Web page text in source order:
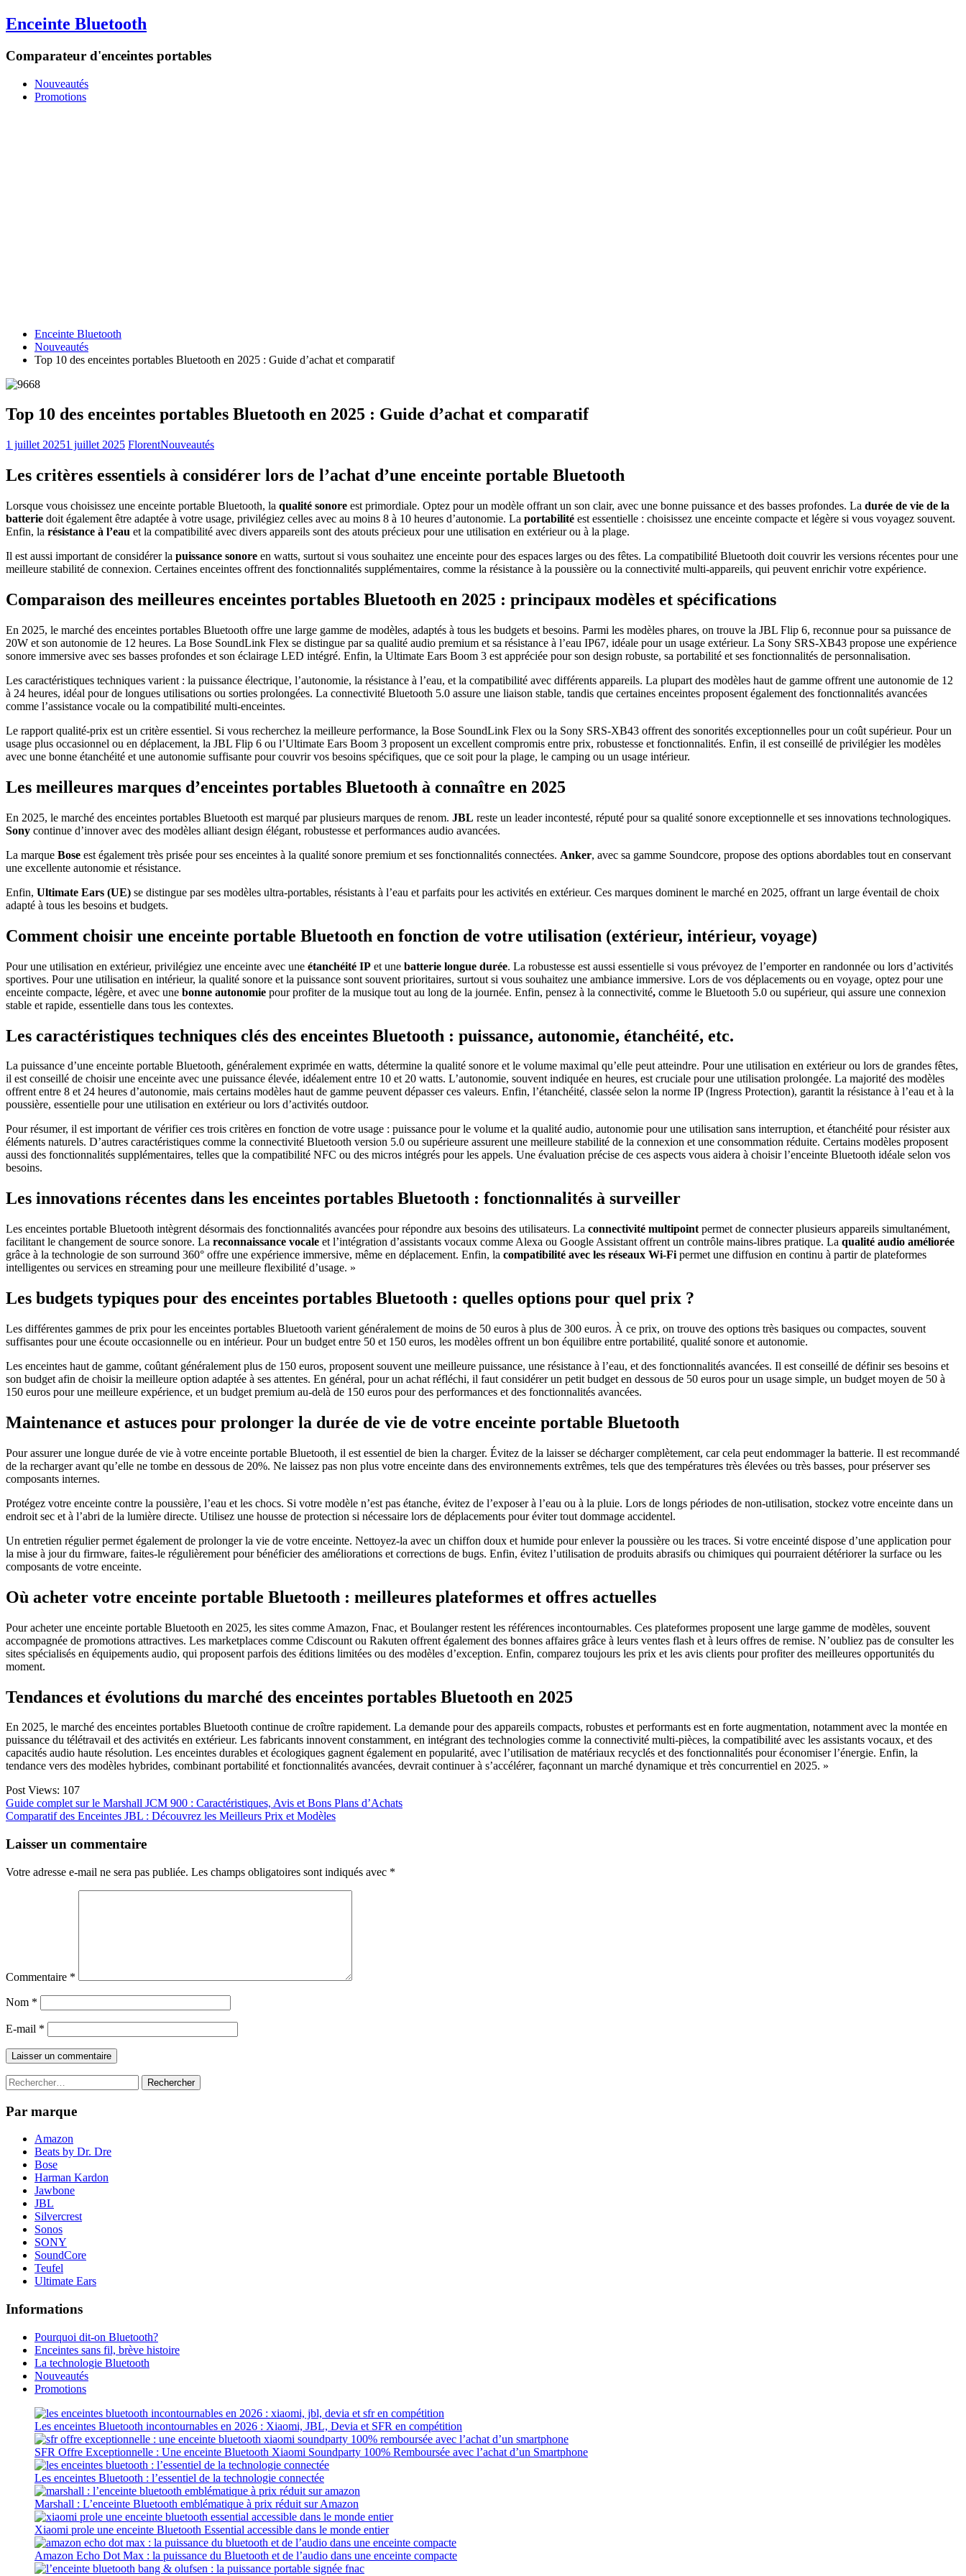
Enceinte Bluetooth
Comparateur d'enceintes portables
Nouveautés
Promotions
Enceinte Bluetooth
Nouveautés
Top 10 des enceintes portables Bluetooth en 2025 : Guide d’achat et comparatif
Top 10 des enceintes portables Bluetooth en 2025 : Guide d’achat et comparatif
1 juillet 20251 juillet 2025 FlorentNouveautés
Les critères essentiels à considérer lors de l’achat d’une enceinte portable Bluetooth
Lorsque vous choisissez une enceinte portable Bluetooth, la qualité sonore est primordiale. Optez pour un modèle offrant un son clair, avec une bonne puissance et des basses profondes. La durée de vie de la
batterie doit également être adaptée à votre usage, privilégiez celles avec au moins 8 à 10 heures d’autonomie. La portabilité est essentielle : choisissez une enceinte compacte et légère si vous voyagez souvent.
Enfin, la résistance à l’eau et la compatibilité avec divers appareils sont des atouts précieux pour une utilisation en extérieur ou à la plage.
Il est aussi important de considérer la puissance sonore en watts, surtout si vous souhaitez une enceinte pour des espaces larges ou des fêtes. La compatibilité Bluetooth doit couvrir les versions récentes pour une
meilleure stabilité de connexion. Certaines enceintes offrent des fonctionnalités supplémentaires, comme la résistance à la poussière ou la connectivité multi-appareils, qui peuvent enrichir votre expérience.
Comparaison des meilleures enceintes portables Bluetooth en 2025 : principaux modèles et spécifications
En 2025, le marché des enceintes portables Bluetooth offre une large gamme de modèles, adaptés à tous les budgets et besoins. Parmi les modèles phares, on trouve la JBL Flip 6, reconnue pour sa puissance de
20W et son autonomie de 12 heures. La Bose SoundLink Flex se distingue par sa qualité audio premium et sa résistance à l’eau IP67, idéale pour un usage extérieur. La Sony SRS-XB43 propose une expérience
sonore immersive avec ses basses profondes et son éclairage LED intégré. Enfin, la Ultimate Ears Boom 3 est appréciée pour son design robuste, sa portabilité et ses fonctionnalités de personnalisation.
Les caractéristiques techniques varient : la puissance électrique, l’autonomie, la résistance à l’eau, et la compatibilité avec différents appareils. La plupart des modèles haut de gamme offrent une autonomie de 12
à 24 heures, idéal pour de longues utilisations ou sorties prolongées. La connectivité Bluetooth 5.0 assure une liaison stable, tandis que certaines enceintes proposent également des fonctionnalités avancées
comme l’assistance vocale ou la compatibilité multi-enceintes.
Le rapport qualité-prix est un critère essentiel. Si vous recherchez la meilleure performance, la Bose SoundLink Flex ou la Sony SRS-XB43 offrent des sonorités exceptionnelles pour un coût supérieur. Pour un
usage plus occasionnel ou en déplacement, la JBL Flip 6 ou l’Ultimate Ears Boom 3 proposent un excellent compromis entre prix, robustesse et fonctionnalités. Enfin, il est conseillé de privilégier les modèles
avec une bonne étanchéité et une autonomie suffisante pour couvrir vos besoins spécifiques, que ce soit pour la plage, le camping ou un usage intérieur.
Les meilleures marques d’enceintes portables Bluetooth à connaître en 2025
En 2025, le marché des enceintes portables Bluetooth est marqué par plusieurs marques de renom. JBL reste un leader incontesté, réputé pour sa qualité sonore exceptionnelle et ses innovations technologiques.
Sony continue d’innover avec des modèles alliant design élégant, robustesse et performances audio avancées.
La marque Bose est également très prisée pour ses enceintes à la qualité sonore premium et ses fonctionnalités connectées. Anker, avec sa gamme Soundcore, propose des options abordables tout en conservant
une excellente autonomie et résistance.
Enfin, Ultimate Ears (UE) se distingue par ses modèles ultra-portables, résistants à l’eau et parfaits pour les activités en extérieur. Ces marques dominent le marché en 2025, offrant un large éventail de choix
adapté à tous les besoins et budgets.
Comment choisir une enceinte portable Bluetooth en fonction de votre utilisation (extérieur, intérieur, voyage)
Pour une utilisation en extérieur, privilégiez une enceinte avec une étanchéité IP et une batterie longue durée. La robustesse est aussi essentielle si vous prévoyez de l’emporter en randonnée ou lors d’activités
sportives. Pour une utilisation en intérieur, la qualité sonore et la puissance sont souvent prioritaires, surtout si vous souhaitez une ambiance immersive. Lors de vos déplacements ou en voyage, optez pour une
enceinte compacte, légère, et avec une bonne autonomie pour profiter de la musique tout au long de la journée. Enfin, pensez à la connectivité, comme le Bluetooth 5.0 ou supérieur, qui assure une connexion
stable et rapide, essentielle dans tous les contextes.
Les caractéristiques techniques clés des enceintes Bluetooth : puissance, autonomie, étanchéité, etc.
La puissance d’une enceinte portable Bluetooth, généralement exprimée en watts, détermine la qualité sonore et le volume maximal qu’elle peut atteindre. Pour une utilisation en extérieur ou lors de grandes fêtes,
il est conseillé de choisir une enceinte avec une puissance élevée, idéalement entre 10 et 20 watts. L’autonomie, souvent indiquée en heures, est cruciale pour une utilisation prolongée. La majorité des modèles
offrent entre 8 et 24 heures d’autonomie, mais certains modèles haut de gamme peuvent dépasser ces valeurs. Enfin, l’étanchéité, classée selon la norme IP (Ingress Protection), garantit la résistance à l’eau et à la
poussière, essentielle pour une utilisation en extérieur ou lors d’activités outdoor.
Pour résumer, il est important de vérifier ces trois critères en fonction de votre usage : puissance pour le volume et la qualité audio, autonomie pour une utilisation sans interruption, et étanchéité pour résister aux
éléments naturels. D’autres caractéristiques comme la connectivité Bluetooth version 5.0 ou supérieure assurent une meilleure stabilité de la connexion et une consommation réduite. Certains modèles proposent
aussi des fonctionnalités supplémentaires, telles que la compatibilité NFC ou des micros intégrés pour les appels. Une évaluation précise de ces aspects vous aidera à choisir l’enceinte Bluetooth idéale selon vos
besoins.
Les innovations récentes dans les enceintes portables Bluetooth : fonctionnalités à surveiller
Les enceintes portable Bluetooth intègrent désormais des fonctionnalités avancées pour répondre aux besoins des utilisateurs. La connectivité multipoint permet de connecter plusieurs appareils simultanément,
facilitant le changement de source sonore. La reconnaissance vocale et l’intégration d’assistants vocaux comme Alexa ou Google Assistant offrent un contrôle mains-libres pratique. La qualité audio améliorée
grâce à la technologie de son surround 360° offre une expérience immersive, même en déplacement. Enfin, la compatibilité avec les réseaux Wi-Fi permet une diffusion en continu à partir de plateformes
intelligentes ou services en streaming pour une meilleure flexibilité d’usage. »
Les budgets typiques pour des enceintes portables Bluetooth : quelles options pour quel prix ?
Les différentes gammes de prix pour les enceintes portables Bluetooth varient généralement de moins de 50 euros à plus de 300 euros. À ce prix, on trouve des options très basiques ou compactes, souvent
suffisantes pour une écoute occasionnelle ou en intérieur. Pour un budget entre 50 et 150 euros, les modèles offrent un bon équilibre entre portabilité, qualité sonore et autonomie.
Les enceintes haut de gamme, coûtant généralement plus de 150 euros, proposent souvent une meilleure puissance, une résistance à l’eau, et des fonctionnalités avancées. Il est conseillé de définir ses besoins et
son budget afin de choisir la meilleure option adaptée à ses attentes. En général, pour un achat réfléchi, il faut considérer un petit budget en dessous de 50 euros pour un usage simple, un budget moyen de 50 à
150 euros pour une meilleure expérience, et un budget premium au-delà de 150 euros pour des performances et des fonctionnalités avancées.
Maintenance et astuces pour prolonger la durée de vie de votre enceinte portable Bluetooth
Pour assurer une longue durée de vie à votre enceinte portable Bluetooth, il est essentiel de bien la charger. Évitez de la laisser se décharger complètement, car cela peut endommager la batterie. Il est recommandé
de la recharger avant qu’elle ne tombe en dessous de 20%. Ne laissez pas non plus votre enceinte dans des environnements extrêmes, tels que des températures très élevées ou très basses, pour préserver ses
composants internes.
Protégez votre enceinte contre la poussière, l’eau et les chocs. Si votre modèle n’est pas étanche, évitez de l’exposer à l’eau ou à la pluie. Lors de longs périodes de non-utilisation, stockez votre enceinte dans un
endroit sec et à l’abri de la lumière directe. Utilisez une housse de protection si nécessaire lors de déplacements pour éviter tout dommage accidentel.
Un entretien régulier permet également de prolonger la vie de votre enceinte. Nettoyez-la avec un chiffon doux et humide pour enlever la poussière ou les traces. Si votre enceinté dispose d’une application pour
la mise à jour du firmware, faites-le régulièrement pour bénéficier des améliorations et corrections de bugs. Enfin, évitez l’utilisation de produits abrasifs ou chimiques qui pourraient détériorer la surface ou les
composants de votre enceinte.
Où acheter votre enceinte portable Bluetooth : meilleures plateformes et offres actuelles
Pour acheter une enceinte portable Bluetooth en 2025, les sites comme Amazon, Fnac, et Boulanger restent les références incontournables. Ces plateformes proposent une large gamme de modèles, souvent
accompagnée de promotions attractives. Les marketplaces comme Cdiscount ou Rakuten offrent également des bonnes affaires grâce à leurs ventes flash et à leurs offres de remise. N’oubliez pas de consulter les
sites spécialisés en équipements audio, qui proposent parfois des éditions limitées ou des modèles d’exception. Enfin, comparez toujours les prix et les avis clients pour profiter des meilleures opportunités du
moment.
Tendances et évolutions du marché des enceintes portables Bluetooth en 2025
En 2025, le marché des enceintes portables Bluetooth continue de croître rapidement. La demande pour des appareils compacts, robustes et performants est en forte augmentation, notamment avec la montée en
puissance du télétravail et des activités en extérieur. Les fabricants innovent constamment, en intégrant des technologies comme la connectivité multi-pièces, la compatibilité avec les assistants vocaux, et des
capacités audio haute résolution. Les enceintes durables et écologiques gagnent également en popularité, avec l’utilisation de matériaux recyclés et des fonctionnalités pour économiser l’énergie. Enfin, la
tendance vers des modèles hybrides, combinant portabilité et fonctionnalités avancées, devrait continuer à s’accélérer, façonnant un marché dynamique et très concurrentiel en 2025. »
Post Views: 107
Navigation
de
l’article
Guide complet sur le Marshall JCM 900 : Caractéristiques, Avis et Bons Plans d’Achats
Comparatif des Enceintes JBL : Découvrez les Meilleurs Prix et Modèles
Laisser un commentaire
Votre adresse e-mail ne sera pas publiée. Les champs obligatoires sont indiqués avec *
Commentaire *
Nom *
E-mail *
Rechercher :
Par marque
Amazon
Beats by Dr. Dre
Bose
Harman Kardon
Jawbone
JBL
Silvercrest
Sonos
SONY
SoundCore
Teufel
Ultimate Ears
Informations
Pourquoi dit-on Bluetooth?
Enceintes sans fil, brève histoire
La technologie Bluetooth
Nouveautés
Promotions
Les enceintes Bluetooth incontournables en 2026 : Xiaomi, JBL, Devia et SFR en compétition
SFR Offre Exceptionnelle : Une enceinte Bluetooth Xiaomi Soundparty 100% Remboursée avec l’achat d’un Smartphone
Les enceintes Bluetooth : l’essentiel de la technologie connectée
Marshall : L’enceinte Bluetooth emblématique à prix réduit sur Amazon
Xiaomi prole une enceinte Bluetooth Essential accessible dans le monde entier
Amazon Echo Dot Max : la puissance du Bluetooth et de l’audio dans une enceinte compacte